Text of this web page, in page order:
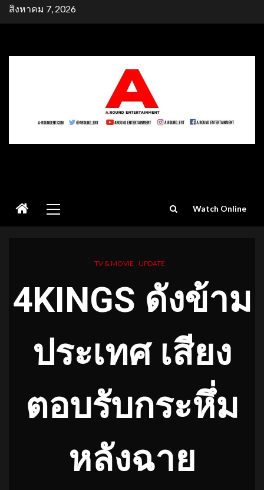
Skipสิงหาคม 7, 2026
Menu
Watch Online
TV & MOVIE UPDATE
4KINGS ดังข้าม
ประเทศเสียง
ตอบรับกระหึ่ม
หลังฉาย